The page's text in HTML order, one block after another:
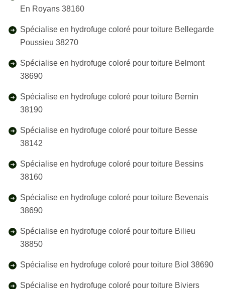
En Royans 38160
Spécialise en hydrofuge coloré pour toiture Bellegarde
Poussieu 38270
Spécialise en hydrofuge coloré pour toiture Belmont
38690
Spécialise en hydrofuge coloré pour toiture Bernin
38190
Spécialise en hydrofuge coloré pour toiture Besse
38142
Spécialise en hydrofuge coloré pour toiture Bessins
38160
Spécialise en hydrofuge coloré pour toiture Bevenais
38690
Spécialise en hydrofuge coloré pour toiture Bilieu
38850
Spécialise en hydrofuge coloré pour toiture Biol 38690
Spécialise en hydrofuge coloré pour toiture Biviers